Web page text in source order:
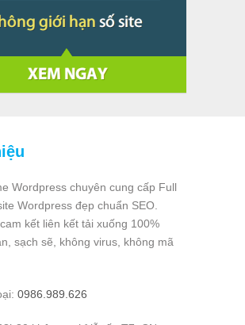
Wordpress chuyên cung cấp Full
Wordpress đẹp chuẩn SEO.
kết liên kết tải xuống 100%
sạch sẽ, không virus, không mã
0986.989.626